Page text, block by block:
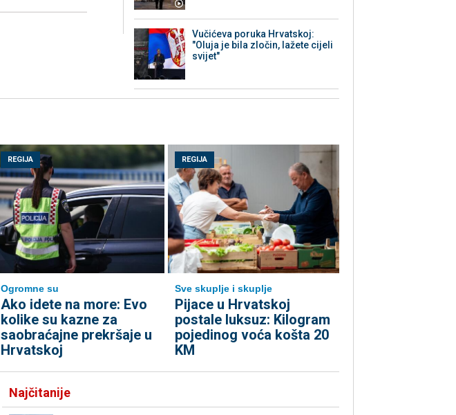
Vučićeva poruka Hrvatskoj:
"Oluja je bila zločin, lažete cijeli
svijet"
REGIJA
Ogromne su
Ako idete na more: Evo
kolike su kazne za
saobraćajne prekršaje u
Hrvatskoj
REGIJA
Sve skuplje i skuplje
Pijace u Hrvatskoj
postale luksuz: Kilogram
pojedinog voća košta 20
KM
Najčitanije